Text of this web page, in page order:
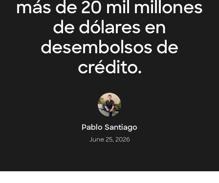
más de 20 mil millones
de dólares en
desembolsos de
crédito.
Pablo Santiago
June 25, 2026